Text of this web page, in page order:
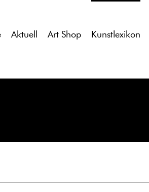
Aktuell Art Shop Kunstlexikon